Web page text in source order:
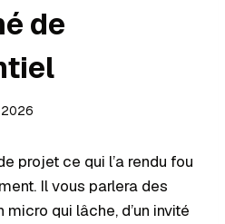
de
2026
projet ce qui l’a rendu fou
Il vous parlera des
micro qui lâche, d’un invité